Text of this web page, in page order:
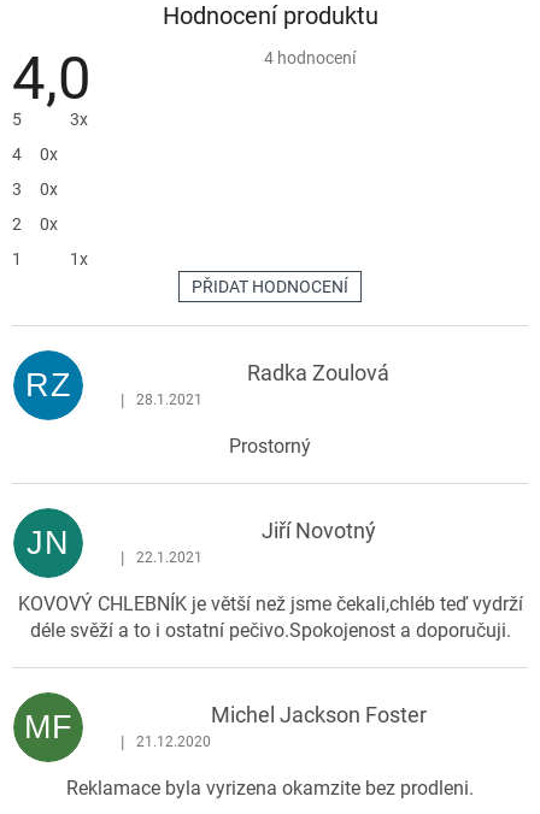
Hodnocení produktu
4,0
Průměrné
4 hodnocení
5
3x
4
0x
3
0x
2
0x
1
1x
PŘIDAT HODNOCENÍ
p
i
o
n
o
c
e
í
RZ Radka Zoulová
Hodnocení produktu je 5 z 5 hvězdiček.
| 28.1.2021
Prostorný
JN Jiří Novotný
Hodnocení produktu je 5 z 5 hvězdiček.
| 22.1.2021
KOVOVÝ CHLEBNÍK je větší než jsme čekali,chléb teď vydrží
déle svěží a to i ostatní pečivo.Spokojenost a doporučuji.
MF Michel Jackson Foster
Hodnocení produktu je 5 z 5 hvězdiček.
| 21.12.2020
Reklamace byla vyrizena okamzite bez prodleni.